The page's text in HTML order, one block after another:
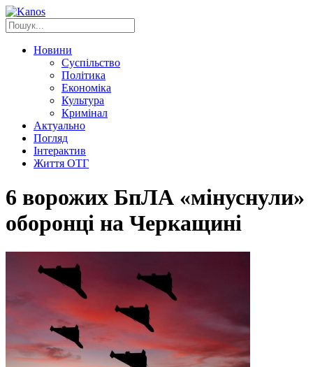
Новини
Суспільство
Політика
Економіка
Культура
Кримінал
Актуально
Погляд
Інтерактив
Життя ОТГ
6 ворожих БпЛА «мінуснули»
оборонці на Черкащині